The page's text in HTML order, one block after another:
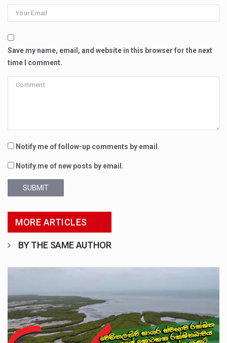
Save my name, email, and website in this browser for the next
time I comment.
Notify me of follow-up comments by email.
Notify me of new posts by email.
SUBMIT
MORE ARTICLES
BY THE SAME AUTHOR